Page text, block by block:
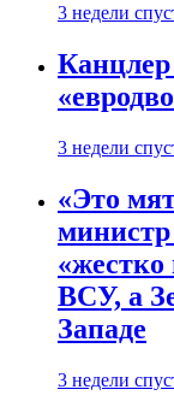
3 недели
3 недели
«Это
«жестко
ВСУ, а
Западе
3 недели